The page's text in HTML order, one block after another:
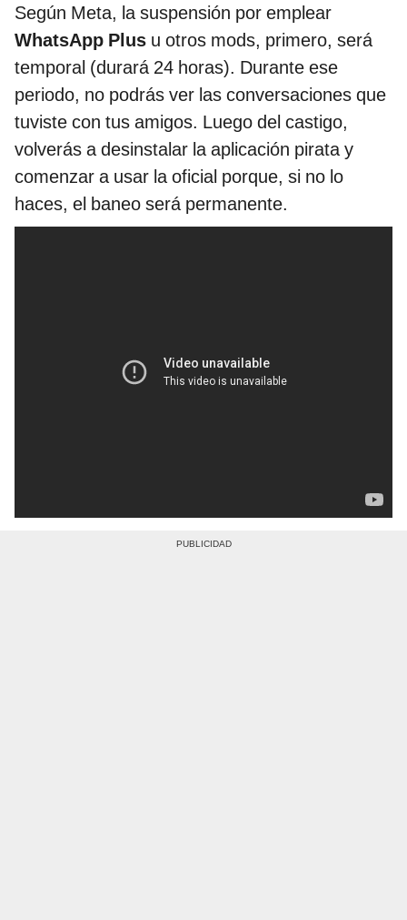
Según Meta, la suspensión por emplear
WhatsApp Plus u otros mods, primero, será
temporal (durará 24 horas). Durante ese
periodo, no podrás ver las conversaciones que
tuviste con tus amigos. Luego del castigo,
volverás a desinstalar la aplicación pirata y
comenzar a usar la oficial porque, si no lo
haces, el baneo será permanente.